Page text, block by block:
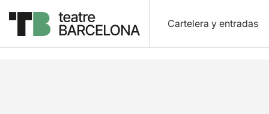
Cartelera y entradas